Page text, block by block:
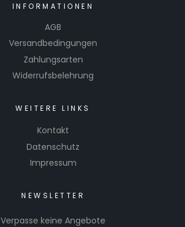
INFORMATIONEN
AGB
Versandbedingungen
Zahlungsarten
Widerrufsbelehrung
WEITERE LINKS
Kontakt
Datenschutz
Impressum
NEWSLETTER
Verpasse keine Angebote